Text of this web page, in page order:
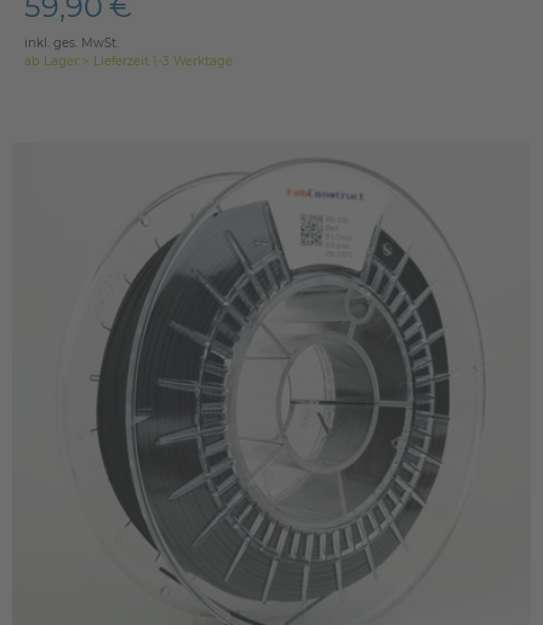
inkl. ges. MwSt.
ab Lager > Lieferzeit 1-3 Werktage